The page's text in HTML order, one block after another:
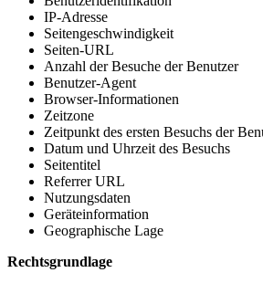
IP-Adresse
Seitengeschwindigkeit
Seiten-URL
Anzahl der Besuche der Benutzer
Benutzer-Agent
Browser-Informationen
Zeitzone
Zeitpunkt des ersten Besuchs der
Datum und Uhrzeit des Besuchs
Seitentitel
Referrer URL
Nutzungsdaten
Geräteinformation
Geographische Lage
Rechtsgrundlage